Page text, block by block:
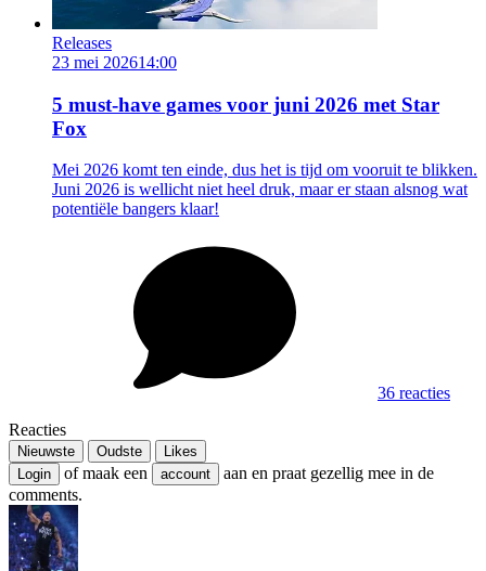
Releases
23 mei 202614:00
5 must-have games voor juni 2026 met Star
Fox
Mei 2026 komt ten einde, dus het is tijd om vooruit te blikken.
Juni 2026 is wellicht niet heel druk, maar er staan alsnog wat
potentiële bangers klaar!
36 reacties
Reacties
Nieuwste Oudste
Likes
Login
of maak een account
aan en praat gezellig mee in de
comments.